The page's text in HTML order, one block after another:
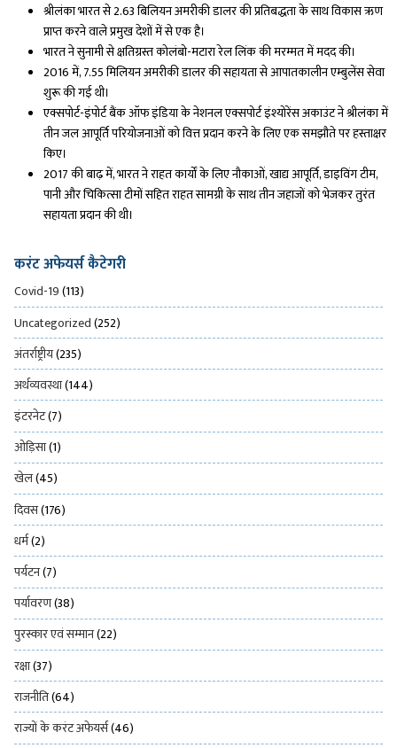
श्रीलंका भारत से 2.63 बिलियन अमरीकी डालर की प्रतिबद्धता के साथ विकास ऋण
प्राप्त करने वाले प्रमुख देशों में से एक है।
भारत ने सुनामी से क्षतिग्रस्त कोलंबो-मटारा रेल लिंक की मरम्मत में मदद की।
2016 में, 7.55 मिलियन अमरीकी डालर की सहायता से आपातकालीन एम्बुलेंस सेवा
शुरू की गई थी।
एक्सपोर्ट-इंपोर्ट बैंक ऑफ इंडिया के नेशनल एक्सपोर्ट इंश्योरेंस अकाउंट ने श्रीलंका में
तीन जल आपूर्ति परियोजनाओं को वित्त प्रदान करने के लिए एक समझौते पर हस्ताक्षर
किए।
2017 की बाढ़ में, भारत ने राहत कार्यों के लिए नौकाओं, खाद्य आपूर्ति, डाइविंग टीम,
पानी और चिकित्सा टीमों सहित राहत सामग्री के साथ तीन जहाजों को भेजकर तुरंत
सहायता प्रदान की थी।
करंट अफेयर्स कैटेगरी
Covid-19(113)
Uncategorized(252)
अंतर्राष्ट्रीय(235)
अर्थव्यवस्था(144)
इंटरनेट(7)
ओड़िसा(1)
खेल(45)
दिवस(176)
धर्म(2)
पर्यटन(7)
पर्यावरण(38)
पुरस्कार एवं सम्मान(22)
रक्षा(37)
राजनीति(64)
राज्यों के करंट अफेयर्स(46)